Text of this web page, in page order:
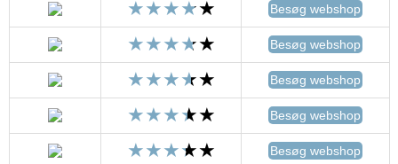
Besøg webshop
Besøg webshop
Besøg webshop
Besøg webshop
Besøg webshop